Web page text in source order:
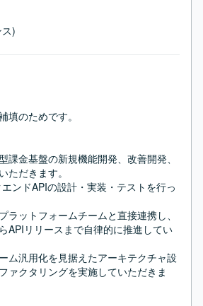
)
填のためです。
課金基盤の新規機能開発、改善開発、
ただきます。
ンドAPIの設計・実装・テストを行っ
ラットフォームチームと直接連携し、
APIリリースまで自律的に推進してい
ム汎用化を見据えたアーキテクチャ設
ァクタリングを実施していただきま